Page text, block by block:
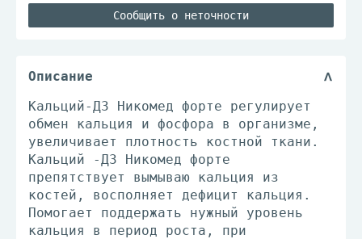
Сообщить о неточности
Описание
Кальций-Д3 Никомед форте регулирует
обмен кальция и фосфора в организме,
увеличивает плотность костной ткани.
Кальций -Д3 Никомед форте
препятствует вымываю кальция из
костей, восполняет дефицит кальция.
Помогает поддержать нужный уровень
кальция в период роста, при